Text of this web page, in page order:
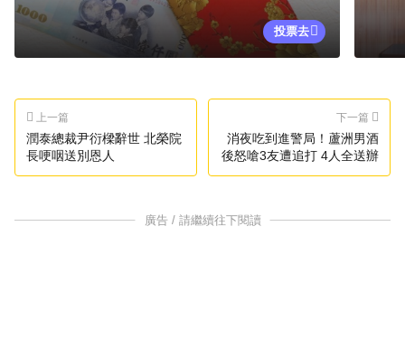
投票去
上一篇
潤泰總裁尹衍樑辭世 北榮院
長哽咽送別恩人
下一篇
消夜吃到進警局！蘆洲男酒
後怒嗆3友遭追打 4人全送辦
廣告 / 請繼續往下閱讀